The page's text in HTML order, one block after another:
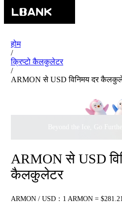
होम
/
क्रिप्टो कैलकुलेटर
/
ARMON से USD विनिमय दर
Beyond the Ice, Go
ARMON से USD
कैलकुलेटर
ARMON / USD：1 ARMON =